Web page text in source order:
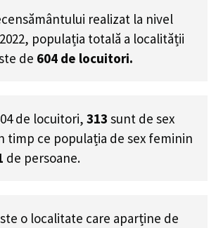
realizat la nivel
populația totală a localității
de 604 de locuitori.
de locuitori, 313 sunt de sex
timp ce populația de sex feminin
de persoane.
o localitate care aparține de